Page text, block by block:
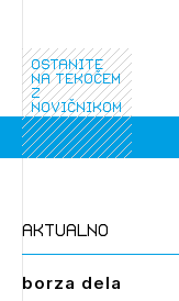
Izbrana
ostanite
na tekočem
z
novičnikom
aktualno
borza dela